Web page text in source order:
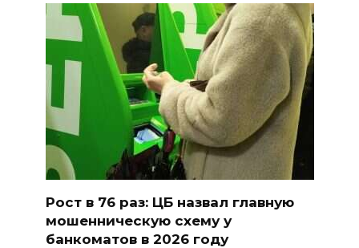
Рост в 76 раз: ЦБ назвал главную
мошенническую схему у
банкоматов в 2026 году